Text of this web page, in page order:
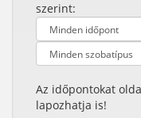
szerint:
Az időpontokat
lapozhatja is!